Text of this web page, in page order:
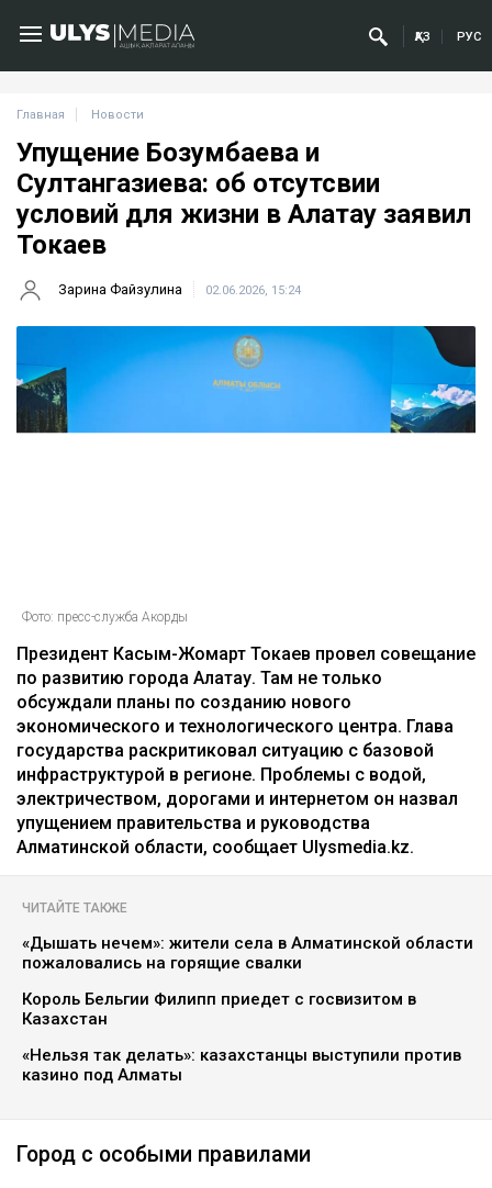
ҚАЗ РУС
Главная Новости
Упущение Бозумбаева и
Султангазиева: об отсутсвии
условий для жизни в Алатау заявил
Токаев
Зарина Файзулина 02.06.2026, 15:24
Фото: пресс-служба Акорды
Президент Касым-Жомарт Токаев провел совещание
по развитию города Алатау. Там не только
обсуждали планы по созданию нового
экономического и технологического центра. Глава
государства раскритиковал ситуацию с базовой
инфраструктурой в регионе. Проблемы с водой,
электричеством, дорогами и интернетом он назвал
упущением правительства и руководства
Алматинской области, сообщает Ulysmedia.kz.
ЧИТАЙТЕ ТАКЖЕ
«Дышать нечем»: жители села в Алматинской области
пожаловались на горящие свалки
Король Бельгии Филипп приедет с госвизитом в
Казахстан
«Нельзя так делать»: казахстанцы выступили против
казино под Алматы
Город с особыми правилами